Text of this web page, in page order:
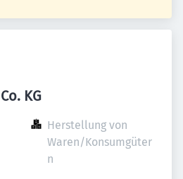
KG
Herstellung von
Waren/Konsumgüter
n